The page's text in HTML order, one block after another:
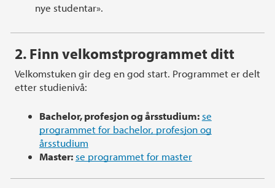
nye studentar».
2. Finn velkomstprogrammet ditt
Velkomstuken gir deg en god start. Programmet er delt
etter studienivå:
Bachelor, profesjon og årsstudium: se
programmet for bachelor, profesjon og
årsstudium
Master: se programmet for master